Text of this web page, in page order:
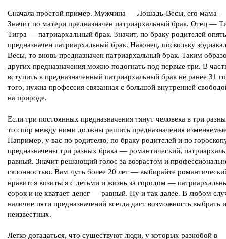
Сначала простой пример. Мужчина — Лошадь-Весы, его мама
Значит по матери предназначен патриархальный брак. Отец —
Тигра — патриархальный брак. Значит, по браку родителей
предназначен патриархальный брак. Наконец, поскольку
Весы, то вновь предназначен патриархальный брак. Таким
других предназначения можно подогнать под первые три. В
вступить в предназначенный патриархальный брак не ранее 31
того, нужна профессия связанная с большой внутренней
на природе.
Если три постоянных предназначения тянут человека в три
то спор между ними должны решить предназначения
Например, у вас по родителю, по браку родителей и по
предназначены три разных брака — романтический,
равный. Значит решающий голос за возрастом и
склонностью. Вам чуть более 20 лет — выбирайте
нравится возиться с детьми и жизнь за городом —
сорок и не хватает денег — равный. Ну и так далее. В любом
наличие пяти предназначений всегда даст возможность выбрать
неизвестных.
Легко догадаться, что существуют люди, у которых разнобой в